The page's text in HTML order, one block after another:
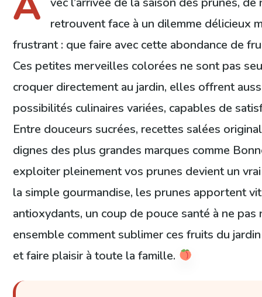
retrouvent face à un dilemme délicieux
frustrant : que faire avec cette abondance de
Ces petites merveilles colorées ne sont pas
croquer directement au jardin, elles offrent
possibilités culinaires variées, capables de
Entre douceurs sucrées, recettes salées
dignes des plus grandes marques comme
exploiter pleinement vos prunes devient un
la simple gourmandise, les prunes apportent
antioxydants, un coup de pouce santé à ne
ensemble comment sublimer ces fruits du
et faire plaisir à toute la famille.